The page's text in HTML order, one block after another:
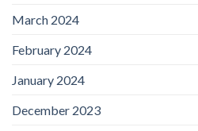
March 2024
February 2024
January 2024
December 2023